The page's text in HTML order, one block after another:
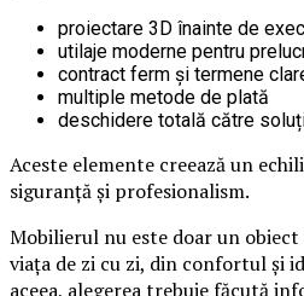
proiectare 3D înainte de
utilaje moderne pentru
contract ferm și termene
multiple metode de plată
deschidere totală către
Aceste elemente creează un
siguranță și profesionalism.
Mobilierul nu este doar un
viața de zi cu zi, din confortul și
aceea, alegerea trebuie făcută